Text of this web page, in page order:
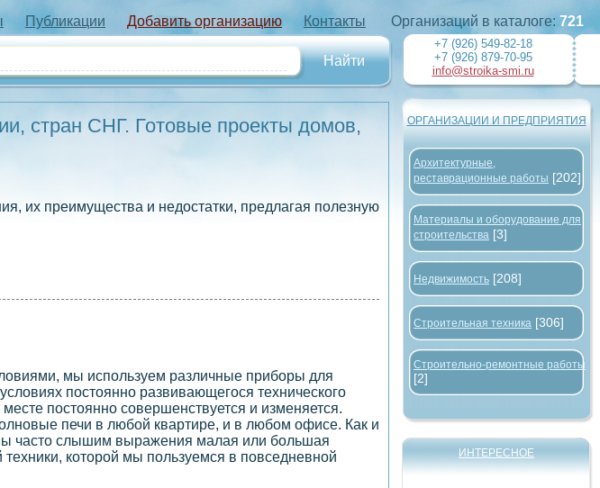
Публикации Добавить организацию Контакты
стран СНГ. Готовые проекты домов,
их преимущества и недостатки, предлагая полезную
мы используем различные приборы для
постоянно развивающегося технического
постоянно совершенствуется и изменяется.
печи в любой квартире, и в любом офисе. Как и
часто слышим выражения малая или большая
которой мы пользуемся в повседневной
Организаций в каталоге: 721
+7 (926) 549-82-18
+7 (926) 879-70-95
info@stroika-smi.ru
ОРГАНИЗАЦИИ И ПРЕДПРИЯТИЯ
Архитектурные,
реставрационные работы [202]
Материалы и оборудование для
строительства [3]
Недвижимость [208]
Строительная техника [306]
Строительно-ремонтные работы
[2]
ИНТЕРЕСНОЕ